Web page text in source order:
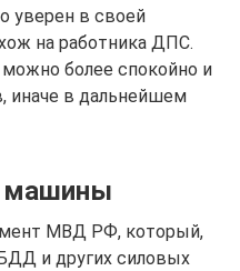
уверен в своей
на работника ДПС.
можно более спокойно и
иначе в дальнейшем
машины
МВД РФ, который,
и других силовых